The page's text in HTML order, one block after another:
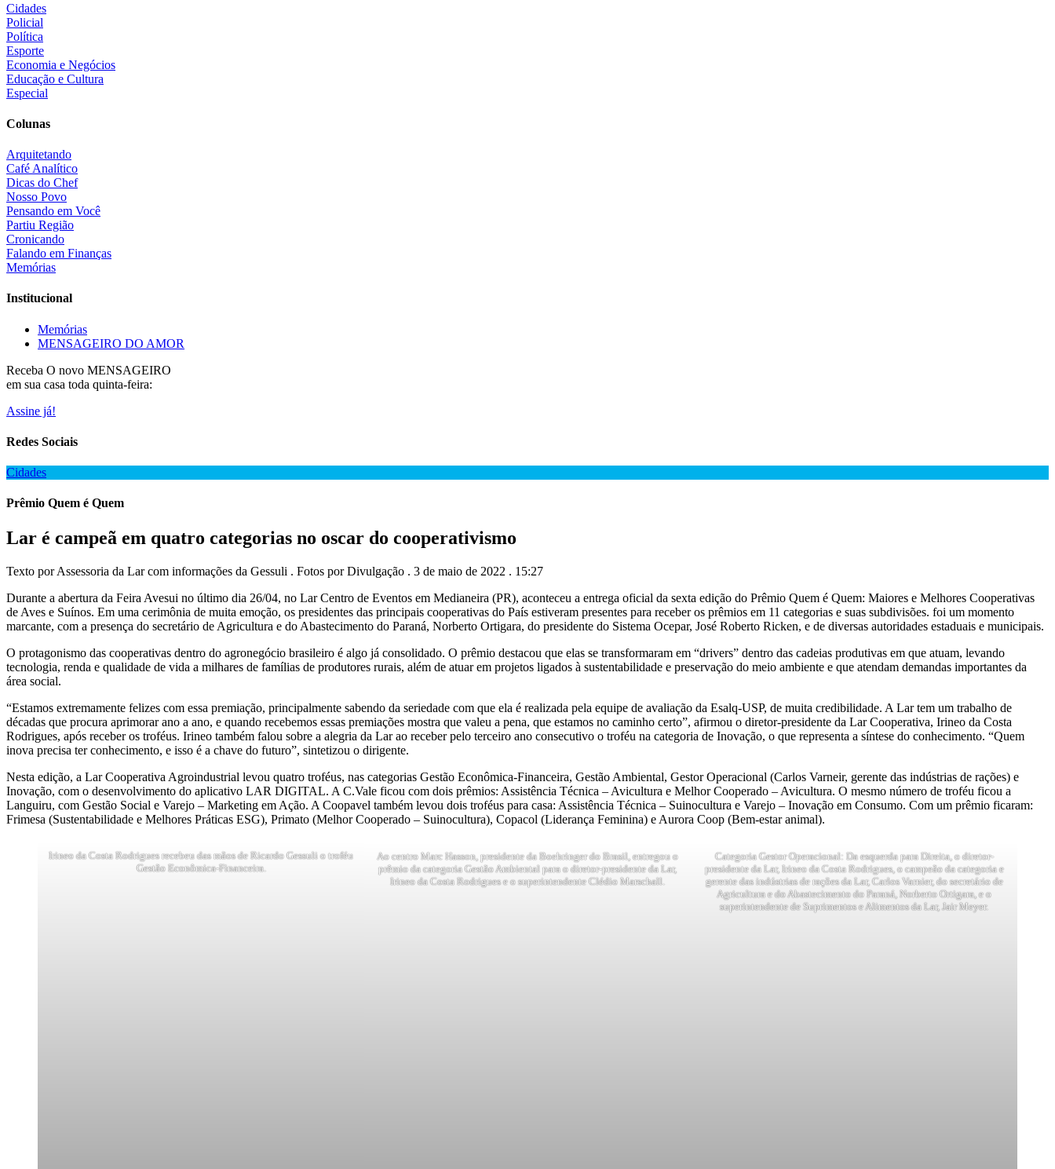
Cidades
Policial
Política
Esporte
Economia e Negócios
Educação e Cultura
Especial
Colunas
Arquitetando
Café Analítico
Dicas do Chef
Nosso Povo
Pensando em Você
Partiu Região
Cronicando
Falando em Finanças
Memórias
Institucional
Memórias
MENSAGEIRO DO AMOR
Receba O novo MENSAGEIRO
em sua casa toda quinta-feira:
Assine já!
Redes Sociais
Cidades
Prêmio Quem é Quem
Lar é campeã em quatro categorias no oscar do cooperativismo
Texto por Assessoria da Lar com informações da Gessuli . Fotos por Divulgação . 3 de maio de 2022 . 15:27
Durante a abertura da Feira Avesui no último dia 26/04, no Lar Centro de Eventos em Medianeira (PR), aconteceu a entrega oficial da sexta edição do Prêmio Quem é Quem: Maiores e Melhores Cooperativas
de Aves e Suínos. Em uma cerimônia de muita emoção, os presidentes das principais cooperativas do País estiveram presentes para receber os prêmios em 11 categorias e suas subdivisões. foi um momento
marcante, com a presença do secretário de Agricultura e do Abastecimento do Paraná, Norberto Ortigara, do presidente do Sistema Ocepar, José Roberto Ricken, e de diversas autoridades estaduais e municipais.
O protagonismo das cooperativas dentro do agronegócio brasileiro é algo já consolidado. O prêmio destacou que elas se transformaram em “drivers” dentro das cadeias produtivas em que atuam, levando
tecnologia, renda e qualidade de vida a milhares de famílias de produtores rurais, além de atuar em projetos ligados à sustentabilidade e preservação do meio ambiente e que atendam demandas importantes da
área social.
“Estamos extremamente felizes com essa premiação, principalmente sabendo da seriedade com que ela é realizada pela equipe de avaliação da Esalq-USP, de muita credibilidade. A Lar tem um trabalho de
décadas que procura aprimorar ano a ano, e quando recebemos essas premiações mostra que valeu a pena, que estamos no caminho certo”, afirmou o diretor-presidente da Lar Cooperativa, Irineo da Costa
Rodrigues, após receber os troféus. Irineo também falou sobre a alegria da Lar ao receber pelo terceiro ano consecutivo o troféu na categoria de Inovação, o que representa a síntese do conhecimento. “Quem
inova precisa ter conhecimento, e isso é a chave do futuro”, sintetizou o dirigente.
Nesta edição, a Lar Cooperativa Agroindustrial levou quatro troféus, nas categorias Gestão Econômica-Financeira, Gestão Ambiental, Gestor Operacional (Carlos Varneir, gerente das indústrias de rações) e
Inovação, com o desenvolvimento do aplicativo LAR DIGITAL. A C.Vale ficou com dois prêmios: Assistência Técnica – Avicultura e Melhor Cooperado – Avicultura. O mesmo número de troféu ficou a
Languiru, com Gestão Social e Varejo – Marketing em Ação. A Coopavel também levou dois troféus para casa: Assistência Técnica – Suinocultura e Varejo – Inovação em Consumo. Com um prêmio ficaram:
Frimesa (Sustentabilidade e Melhores Práticas ESG), Primato (Melhor Cooperado – Suinocultura), Copacol (Liderança Feminina) e Aurora Coop (Bem-estar animal).
Irineo da Costa Rodrigues recebeu das mãos de Ricardo Gessuli o troféu
Gestão Econômica-Financeira.
Ao centro Marc Hasson, presidente da Boehringer do Brasil, entregou o
prêmio da categoria Gestão Ambiental para o diretor-presidente da Lar,
Irineo da Costa Rodrigues e o superintendente Clédio Marschall.
Categoria Gestor Operacional: Da esquerda para Direita, o diretor-
presidente da Lar, Irineo da Costa Rodrigues, o campeão da categoria e
gerente das indústrias de rações da Lar, Carlos Varnier, do secretário de
Agricultura e do Abastecimento do Paraná, Norberto Ortigara, e o
superintendente de Suprimentos e Alimentos da Lar, Jair Meyer.